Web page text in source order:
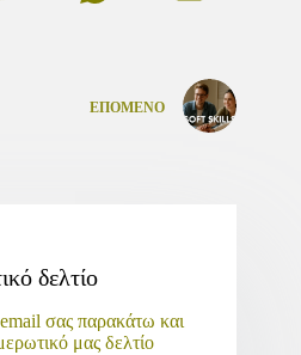
ΕΠΌΜΕΝΟ
δελτίο
σας παρακάτω και
μας δελτίο